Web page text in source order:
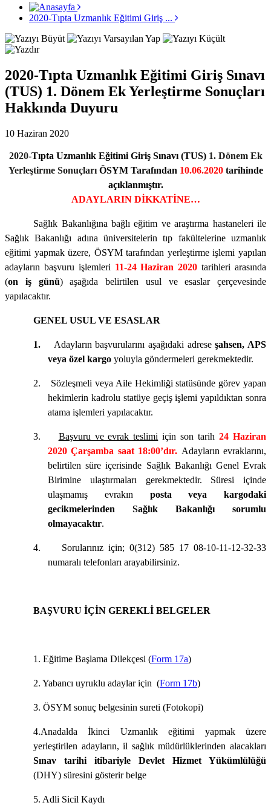
2020-Tıpta Uzmanlık Eğitimi Giriş ...
2020-Tıpta Uzmanlık Eğitimi Giriş Sınavı
(TUS) 1. Dönem Ek Yerleştirme Sonuçları
Hakkında Duyuru
10 Haziran 2020
2020-Tıpta Uzmanlık Eğitimi Giriş Sınavı (TUS)1. Dönem Ek
Yerleştirme Sonuçları ÖSYM Tarafından 10.06.2020 tarihinde
açıklanmıştır.
ADAYLARIN DİKKATİNE…
Sağlık Bakanlığına bağlı eğitim ve araştırma hastaneleri ile
Sağlık Bakanlığı adına üniversitelerin tıp fakültelerine uzmanlık
eğitimi yapmak üzere, ÖSYM tarafından yerleştirme işlemi yapılan
adayların başvuru işlemleri 11-24 Haziran 2020tarihleri arasında
(on iş günü) aşağıda belirtilen usul ve esaslar çerçevesinde
yapılacaktır.
GENEL USUL VE ESASLAR
1. Adayların başvurularını aşağıdaki adreseşahsen, APS
veya özel kargo yoluyla göndermeleri gerekmektedir.
2.
Sözleşmeli veya Aile Hekimliği statüsünde görev yapan
hekimlerin kadrolu statüye geçiş işlemi yapıldıktan sonra
atama işlemleri yapılacaktır.
3. Başvuru ve evrak teslimi için son tarih24 Haziran
2020 Çarşamba saat 18:00’dır. Adayların evraklarını,
belirtilen süre içerisinde Sağlık Bakanlığı Genel Evrak
Birimine ulaştırmaları gerekmektedir. Süresi içinde
ulaşmamış evrakın posta veya kargodaki
gecikmelerinden Sağlık Bakanlığı sorumlu
olmayacaktır.
4.
Sorularınız için; 0(312) 585 17 08-10-11-12-32-33
numaralı telefonları arayabilirsiniz.
BAŞVURU İÇİN GEREKLİ BELGELER
1. Eğitime Başlama Dilekçesi (Form 17a)
2. Yabancı uyruklu adaylar için (Form 17b)
3. ÖSYM sonuç belgesinin sureti (Fotokopi)
4.Anadalda İkinci Uzmanlık eğitimi yapmak üzere
yerleştirilen adayların, il sağlık müdürlüklerinden alacakları
Sınav tarihi itibariyle Devlet Hizmet Yükümlülüğü
(DHY) süresini gösterir belge
5. Adli Sicil Kaydı